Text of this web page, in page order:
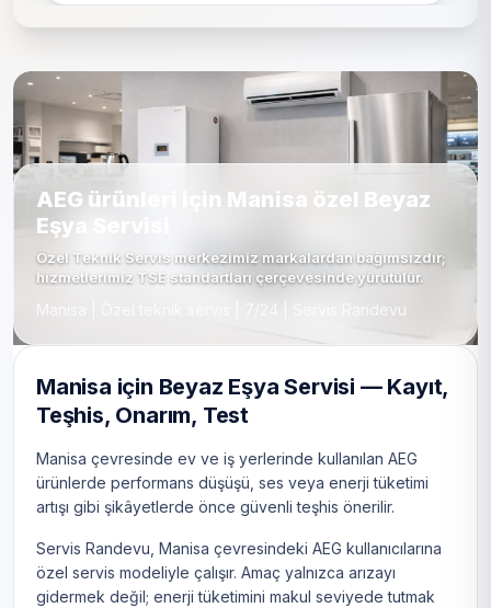
AEG ürünleri için Manisa özel Beyaz
Eşya Servisi
Özel Teknik Servis merkezimiz markalardan bağımsızdır;
hizmetlerimiz TSE standartları çerçevesinde yürütülür.
Manisa | Özel teknik servis | 7/24 | Servis Randevu
Manisa için Beyaz Eşya Servisi — Kayıt,
Teşhis, Onarım, Test
Manisa çevresinde ev ve iş yerlerinde kullanılan AEG
ürünlerde performans düşüşü, ses veya enerji tüketimi
artışı gibi şikâyetlerde önce güvenli teşhis önerilir.
Servis Randevu, Manisa çevresindeki AEG kullanıcılarına
özel servis modeliyle çalışır. Amaç yalnızca arızayı
gidermek değil; enerji tüketimini makul seviyede tutmak